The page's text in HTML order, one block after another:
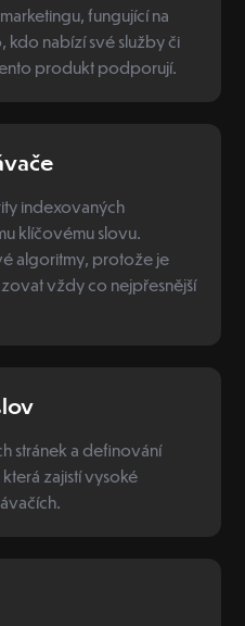
fungující na
kdo nabízí své služby či
produkt podporují.
indexovaných
klíčovému slovu.
algoritmy, protože je
vždy co nejpřesnější
stránek a definování
zajistí vysoké